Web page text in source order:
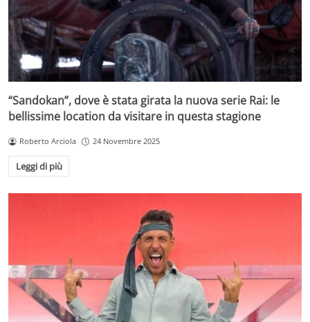
“Sandokan”, dove è stata girata la nuova serie Rai: le
bellissime location da visitare in questa stagione
Roberto Arciola 24 Novembre 2025
Leggi di più